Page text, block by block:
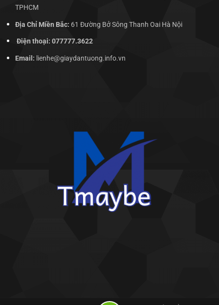
TPHCM
Địa Chỉ Miền Bắc: 61 Đường Bở Sông Thanh Oai Hà Nội
Điện thoại: 077777.3622
Email: lienhe@giaydantuong.info.vn